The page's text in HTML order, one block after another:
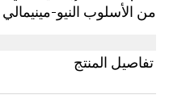
الداخل لخلق تصميم
تفاصيل المنتج